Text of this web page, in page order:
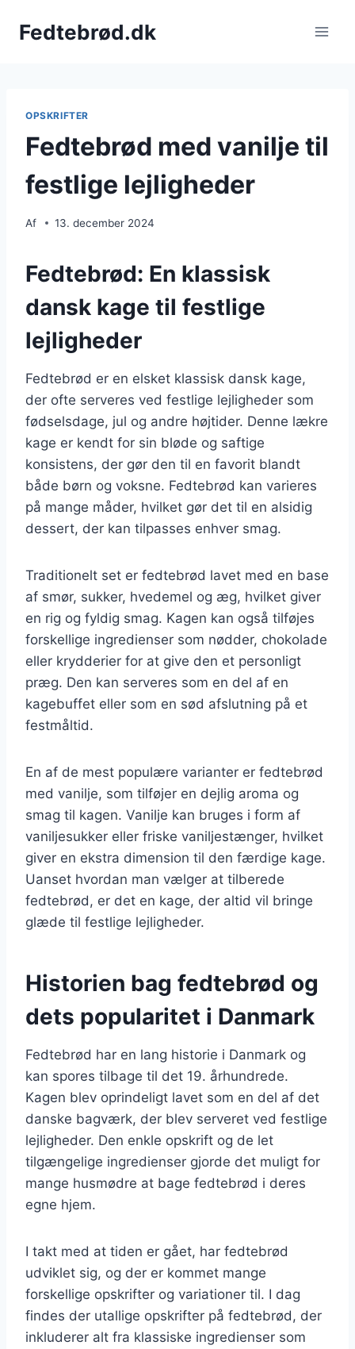
Fedtebrød.dk
OPSKRIFTER
Fedtebrød med vanilje til
festlige lejligheder
Af 13. december 2024
Fedtebrød: En klassisk
dansk kage til festlige
lejligheder
Fedtebrød er en elsket klassisk dansk kage,
der ofte serveres ved festlige lejligheder som
fødselsdage, jul og andre højtider. Denne lækre
kage er kendt for sin bløde og saftige
konsistens, der gør den til en favorit blandt
både børn og voksne. Fedtebrød kan varieres
på mange måder, hvilket gør det til en alsidig
dessert, der kan tilpasses enhver smag.
Traditionelt set er fedtebrød lavet med en base
af smør, sukker, hvedemel og æg, hvilket giver
en rig og fyldig smag. Kagen kan også tilføjes
forskellige ingredienser som nødder, chokolade
eller krydderier for at give den et personligt
præg. Den kan serveres som en del af en
kagebuffet eller som en sød afslutning på et
festmåltid.
En af de mest populære varianter er fedtebrød
med vanilje, som tilføjer en dejlig aroma og
smag til kagen. Vanilje kan bruges i form af
vaniljesukker eller friske vaniljestænger, hvilket
giver en ekstra dimension til den færdige kage.
Uanset hvordan man vælger at tilberede
fedtebrød, er det en kage, der altid vil bringe
glæde til festlige lejligheder.
Historien bag fedtebrød og
dets popularitet i Danmark
Fedtebrød har en lang historie i Danmark og
kan spores tilbage til det 19. århundrede.
Kagen blev oprindeligt lavet som en del af det
danske bagværk, der blev serveret ved festlige
lejligheder. Den enkle opskrift og de let
tilgængelige ingredienser gjorde det muligt for
mange husmødre at bage fedtebrød i deres
egne hjem.
I takt med at tiden er gået, har fedtebrød
udviklet sig, og der er kommet mange
forskellige opskrifter og variationer til. I dag
findes der utallige opskrifter på fedtebrød, der
inkluderer alt fra klassiske ingredienser som